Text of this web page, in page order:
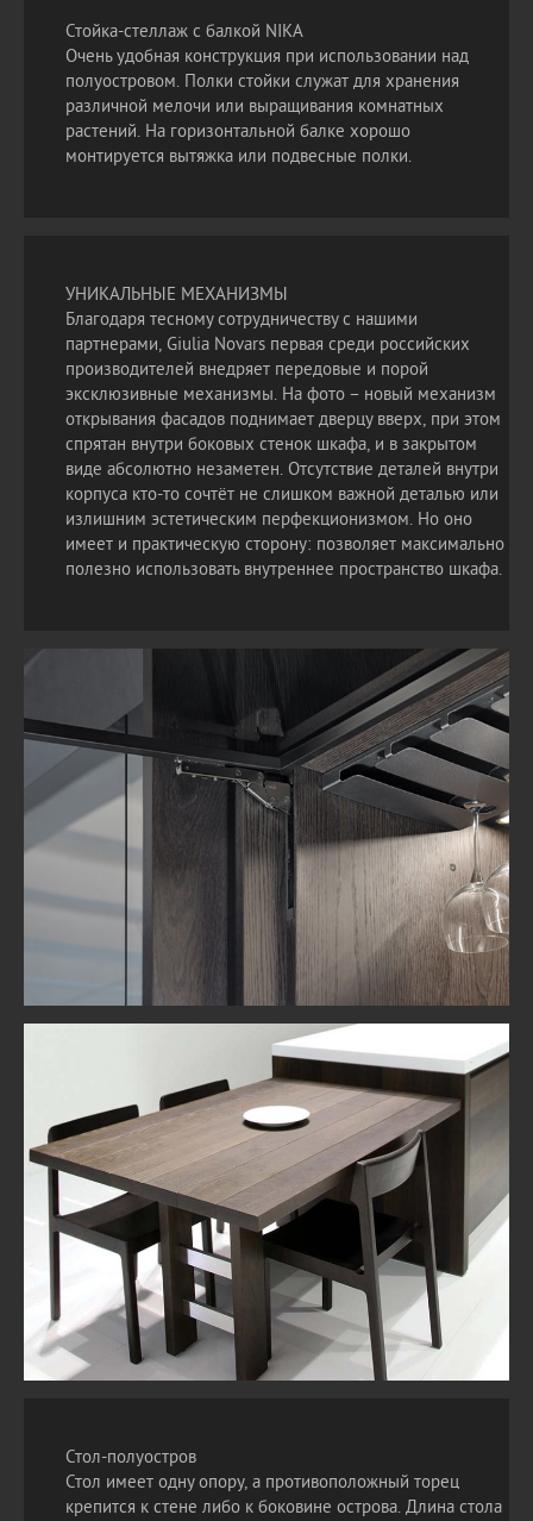
Стойка-стеллаж с балкой NIKA
Очень удобная конструкция при использовании над
полуостровом. Полки стойки служат для хранения
различной мелочи или выращивания комнатных
растений. На горизонтальной балке хорошо
монтируется вытяжка или подвесные полки.
УНИКАЛЬНЫЕ МЕХАНИЗМЫ
Благодаря тесному сотрудничеству с нашими
партнерами, Giulia Novars первая среди российских
производителей внедряет передовые и порой
эксклюзивные механизмы. На фото – новый механизм
открывания фасадов поднимает дверцу вверх, при этом
спрятан внутри боковых стенок шкафа, и в закрытом
виде абсолютно незаметен. Отсутствие деталей внутри
корпуса кто-то сочтёт не слишком важной деталью или
излишним эстетическим перфекционизмом. Но оно
имеет и практическую сторону: позволяет максимально
полезно использовать внутреннее пространство шкафа.
Стол-полуостров
Стол имеет одну опору, а противоположный торец
крепится к стене либо к боковине острова. Длина стола